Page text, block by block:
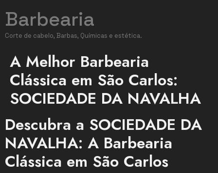
Barbearia
Corte de cabelo, Barbas, Químicas e estética.
A Melhor Barbearia
Clássica em São Carlos:
SOCIEDADE DA NAVALHA
Descubra a SOCIEDADE DA
NAVALHA: A Barbearia
Clássica em São Carlos